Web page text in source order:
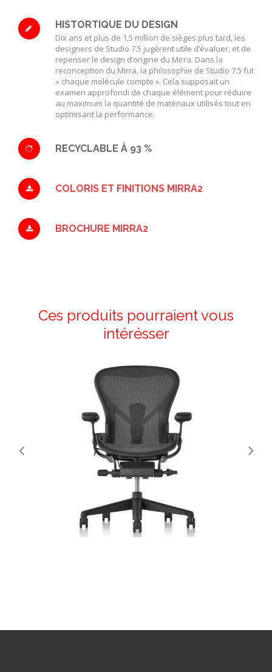
HISTORTIQUE DU DESIGN
Dix ans et plus de 1,5 million de sièges plus tard, les
designers de Studio 7.5 jugèrent utile d’évaluer, et de
repenser le design d’origine du Mirra. Dans la
reconception du Mirra, la philosophie de Studio 7.5 fut
« chaque molécule compte ». Cela supposait un
examen approfondi de chaque élément pour réduire
au maximum la quantité de matériaux utilisés tout en
optimisant la performance.
RECYCLABLE À 93 %
COLORIS ET FINITIONS MIRRA2
BROCHURE MIRRA2
Ces produits pourraient vous
intérésser